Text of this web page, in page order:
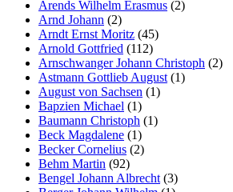
Arends Wilhelm Erasmus (2)
Arnd Johann (2)
Arndt Ernst Moritz (45)
Arnold Gottfried (112)
Arnschwanger Johann Christoph (2)
Astmann Gottlieb August (1)
August von Sachsen (1)
Bapzien Michael (1)
Baumann Christoph (1)
Beck Magdalene (1)
Becker Cornelius (2)
Behm Martin (92)
Bengel Johann Albrecht (3)